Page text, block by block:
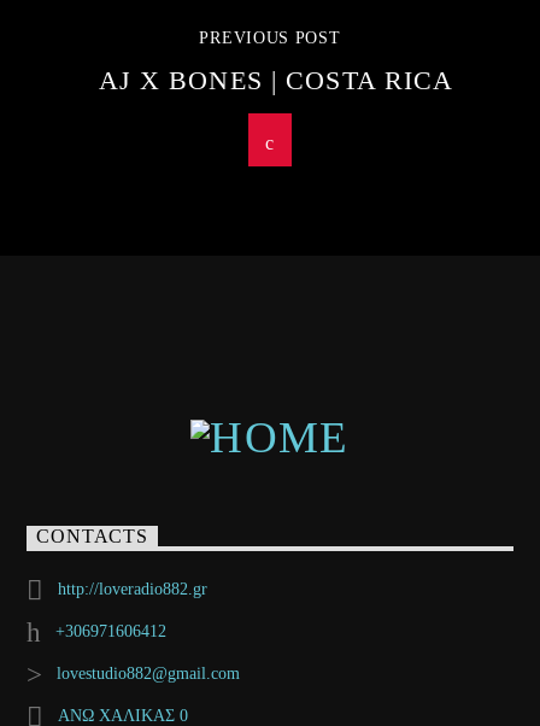
PREVIOUS POST
AJ X BONES | COSTA RICA
CONTACTS
http://loveradio882.gr
+306971606412
lovestudio882@gmail.com
ΑΝΩ ΧΑΛΙΚΑΣ 0